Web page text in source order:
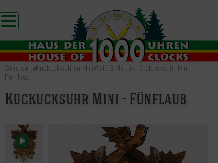
StartseiteKuckucksuhren MiniWald & Natur» Kuckucksuhr Mini -
Fünflaub
Kuckucksuhr Mini - Fünflaub